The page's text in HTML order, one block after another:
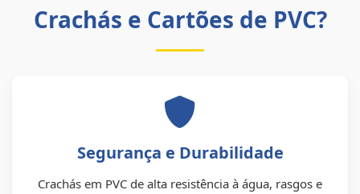
Crachás e Cartões de PVC?
Segurança e Durabilidade
Crachás em PVC de alta resistência à água, rasgos e